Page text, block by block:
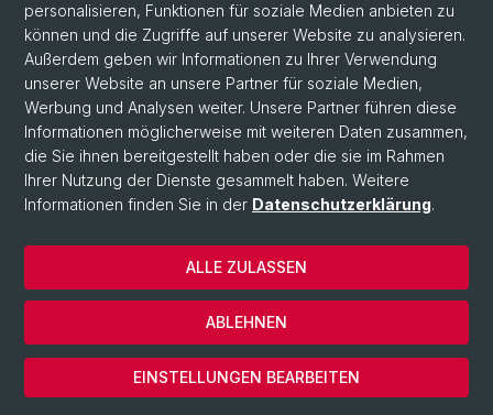
Ort:Aula der Universität Basel, Kollegienhaus
Veranstalter:Theologische Fakultät
VERANSTALTUNGEN
Diplomfeier 2020 der Theologischen
Fakultät
personalisieren, Funktionen für soziale Medien anbieten zu
können und die Zugriffe auf unserer Website zu analysieren.
Außerdem geben wir Informationen zu Ihrer Verwendung
unserer Website an unsere Partner für soziale Medien,
Werbung und Analysen weiter. Unsere Partner führen diese
Informationen möglicherweise mit weiteren Daten zusammen,
die Sie ihnen bereitgestellt haben oder die sie im Rahmen
Ihrer Nutzung der Dienste gesammelt haben. Weitere
Informationen finden Sie in der Datenschutzerklärung.
EINSTELLUNGEN BEARBEITEN
ABLEHNEN
ALLE ZULASSEN